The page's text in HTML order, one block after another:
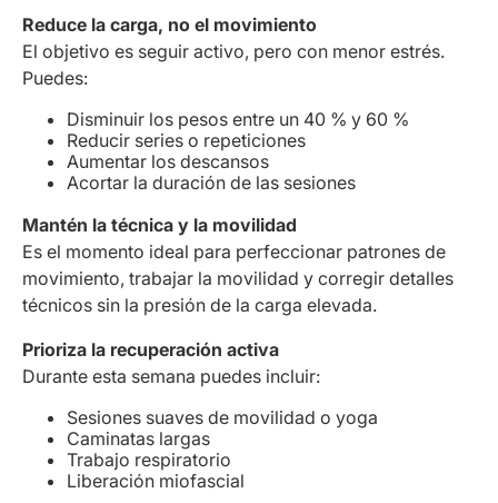
Reduce la carga, no el movimiento
El objetivo es seguir activo, pero con menor estrés.
Puedes:
Disminuir los pesos entre un 40 % y 60 %
Reducir series o repeticiones
Aumentar los descansos
Acortar la duración de las sesiones
Mantén la técnica y la movilidad
Es el momento ideal para perfeccionar patrones de
movimiento, trabajar la movilidad y corregir detalles
técnicos sin la presión de la carga elevada.
Prioriza la recuperación activa
Durante esta semana puedes incluir:
Sesiones suaves de movilidad o yoga
Caminatas largas
Trabajo respiratorio
Liberación miofascial